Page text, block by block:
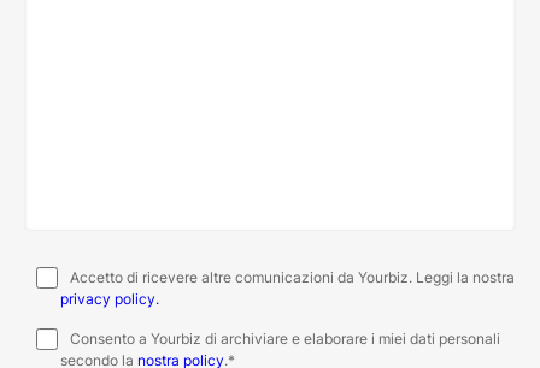
Accetto di ricevere altre comunicazioni da Yourbiz. Leggi la nostra
privacy policy.
Consento a Yourbiz di archiviare e elaborare i miei dati personali
secondo la nostra policy.*